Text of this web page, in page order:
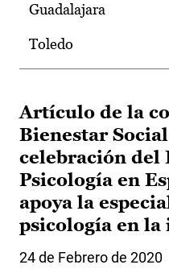
Guadalajara
Toledo
Artículo de la
Bienestar
celebración del
Psicología en
apoya la
psicología en
24 de Febrero de 2020